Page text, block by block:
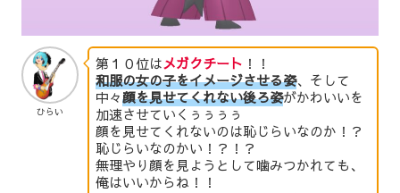
ひらい
第１０位はメガクチート ！！
和服の女の子をイメージさせる姿、そして
中々顔を見せてくれない後ろ姿がかわいいを
加速させていくぅぅぅぅ
顔を見せてくれないのは恥じらいなのか！？
恥じらいなのかい！？！？
無理やり顔を見ようとして噛みつかれても、
俺はいいからね！！